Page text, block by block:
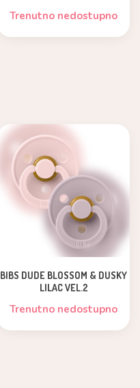
Trenutno nedostupno
BIBS DUDE BLOSSOM & DUSKY
LILAC VEL.2
Trenutno nedostupno